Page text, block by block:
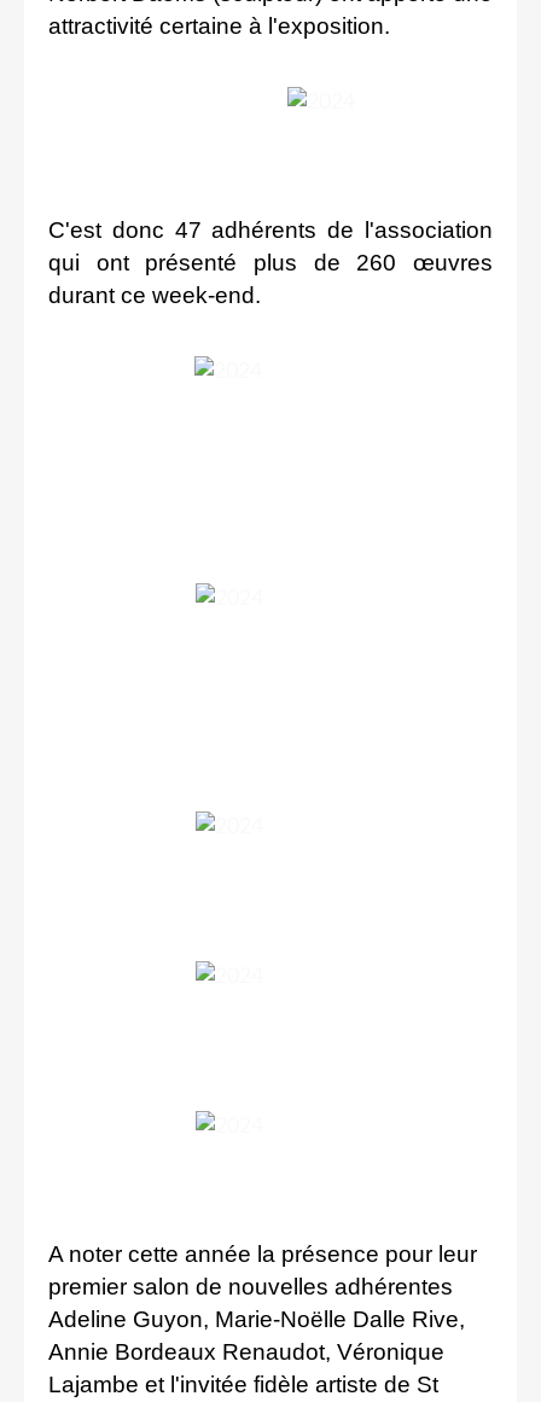
attractivité certaine à l'exposition.
C'est donc 47 adhérents de l'association
qui ont présenté plus de 260 œuvres
durant ce week-end.
A noter cette année la présence pour leur
premier salon de nouvelles adhérentes
Adeline Guyon, Marie-Noëlle Dalle Rive,
Annie Bordeaux Renaudot, Véronique
Lajambe et l'invitée fidèle artiste de St